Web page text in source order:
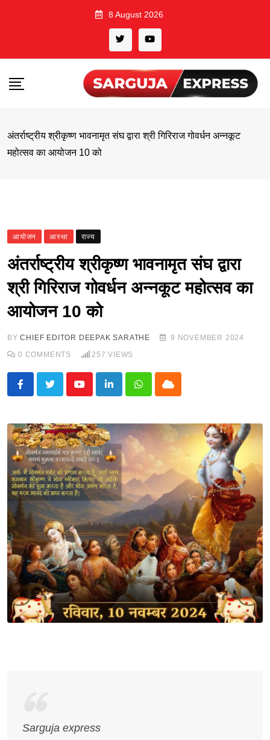
8 August 2026
अंतर्राष्ट्रीय श्रीकृष्ण भावनामृत संघ द्वारा श्री गिरिराज गोवर्धन अन्नकूट
महोत्सव का आयोजन 10 को
आयोजन आस्था राज्य
अंतर्राष्ट्रीय श्रीकृष्ण भावनामृत संघ द्वारा
श्री गिरिराज गोवर्धन अन्नकूट महोत्सव का
आयोजन 10 को
BYCHIEF EDITOR DEEPAK SARATHE
9 NOVEMBER 2024
0 COMMENTS 257 VIEWS
LinkedInWhatsappCloud
Sarguja express